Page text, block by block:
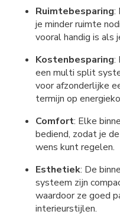
Ruimtebesparing:
je minder ruimte
vooral handig is als
Kostenbesparing:
een multi split
voor afzonderlijke
termijn op
Comfort: Elke
bediend, zodat je
wens kunt regelen.
Esthetiek: De
systeem zijn
waardoor ze goed
interieurstijlen.